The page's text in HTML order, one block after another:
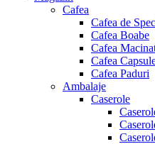
Cafea
Cafea de
Cafea Boabe
Cafea
Cafea
Cafea Paduri
Ambalaje
Caserole